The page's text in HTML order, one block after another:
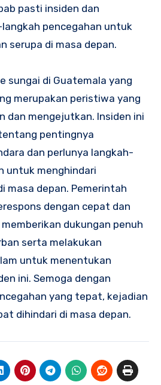
pasti insiden dan
pencegahan untuk
serupa di masa depan.
sungai di Guatemala yang
merupakan peristiwa yang
dan mengejutkan. Insiden ini
pentingnya
dan perlunya langkah-
untuk menghindari
masa depan. Pemerintah
dengan cepat dan
dukungan penuh
serta melakukan
untuk menentukan
ini. Semoga dengan
yang tepat, kejadian
dihindari di masa depan.